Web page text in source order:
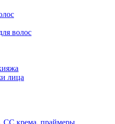
волос
лица
СС крема, праймеры